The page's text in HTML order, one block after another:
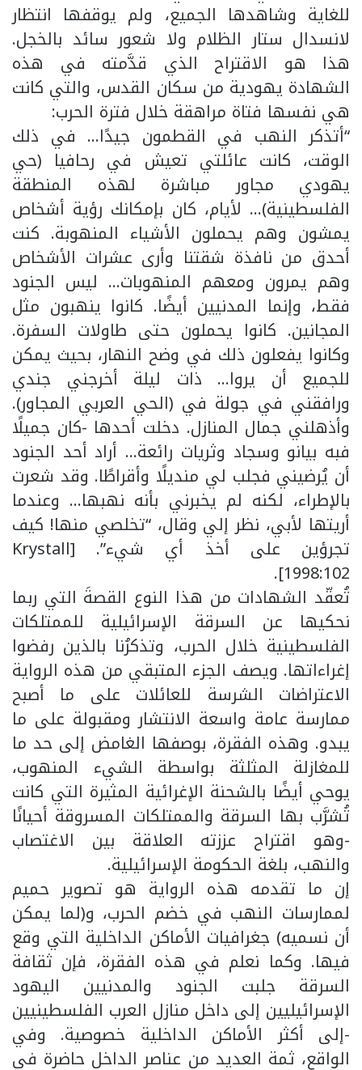
للغاية وشاهدها الجميع، ولم يوقفها انتظار
لانسدال ستار الظلام ولا شعور سائد بالخجل.
هذا هو الاقتراح الذي قدَّمته في هذه
الشهادة يهودية من سكان القدس، والتي كانت
هي نفسها فتاة مراهقة خلال فترة الحرب:
“أتذكر النهب في القطمون جيدًا… في ذلك
الوقت، كانت عائلتي تعيش في رحافيا (حي
يهودي مجاور مباشرة لهذه المنطقة
الفلسطينية)… لأيام، كان بإمكانك رؤية أشخاص
يمشون وهم يحملون الأشياء المنهوبة. كنت
أحدق من نافذة شقتنا وأرى عشرات الأشخاص
وهم يمرون ومعهم المنهوبات… ليس الجنود
فقط، وإنما المدنيين أيضًا. كانوا ينهبون مثل
المجانين. كانوا يحملون حتى طاولات السفرة.
وكانوا يفعلون ذلك في وضح النهار، بحيث يمكن
للجميع أن يروا… ذات ليلة أخرجني جندي
ورافقني في جولة في (الحي العربي المجاور).
وأذهلني جمال المنازل. دخلت أحدها -كان جميلًا
فبه بيانو وسجاد وثريات رائعة… أراد أحد الجنود
أن يُرضيني فجلب لي منديلًا وأقراطًا. وقد شعرت
بالإطراء، لكنه لم يخبرني بأنه نهبها… وعندما
أريتها لأبي، نظر إلي وقال، “تخلصي منها! كيف
تجرؤين على أخذ أي شيء”. [Krystall
1998:102].
تُعقّد الشهادات من هذا النوع القصةَ التي ربما
نحكيها عن السرقة الإسرائيلية للممتلكات
الفلسطينية خلال الحرب، وتذكرُنا بالذين رفضوا
إغراءاتها. ويصف الجزء المتبقي من هذه الرواية
الاعتراضات الشرسة للعائلات على ما أصبح
ممارسة عامة واسعة الانتشار ومقبولة على ما
يبدو. وهذه الفقرة، بوصفها الغامض إلى حد ما
للمغازلة المثلثة بواسطة الشيء المنهوب،
يوحي أيضًا بالشحنة الإغرائية المثيرة التي كانت
تُشرَّب بها السرقة والممتلكات المسروقة أحيانًا
-وهو اقتراح عززته العلاقة بين الاغتصاب
والنهب، بلغة الحكومة الإسرائيلية.
إن ما تقدمه هذه الرواية هو تصوير حميم
لممارسات النهب في خضم الحرب، و(لما يمكن
أن نسميه) جغرافيات الأماكن الداخلية التي وقع
فيها. وكما نعلم في هذه الفقرة، فإن ثقافة
السرقة جلبت الجنود والمدنيين اليهود
الإسرائيليين إلى داخل منازل العرب الفلسطينيين
-إلى أكثر الأماكن الداخلية خصوصية. وفي
الواقع، ثمة العديد من عناصر الداخل حاضرة في